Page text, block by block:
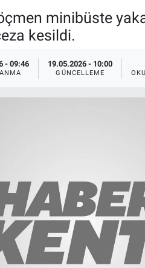
minibüste
kesildi.
- 09:46 19.05.2026 - 10:00
GÜNCELLEME